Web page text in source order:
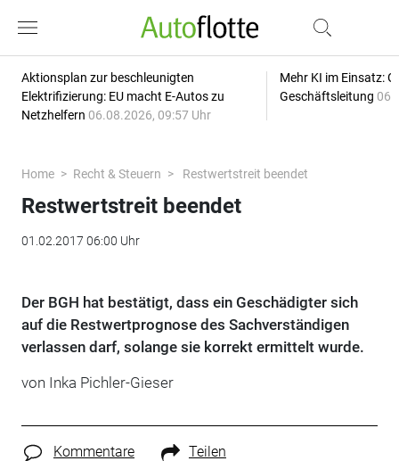
Aktionsplan zur beschleunigten
Elektrifizierung: EU macht E-Autos zu
Netzhelfern 06.08.2026, 09:57 Uhr
Mehr KI im Einsatz:
Geschäftsleitung
Home Recht & Steuern Restwertstreit beendet
Restwertstreit beendet
01.02.2017 06:00 Uhr
Der BGH hat bestätigt, dass ein Geschädigter sich
auf die Restwertprognose des Sachverständigen
verlassen darf, solange sie korrekt ermittelt wurde.
von Inka Pichler-Gieser
Kommentare Teilen